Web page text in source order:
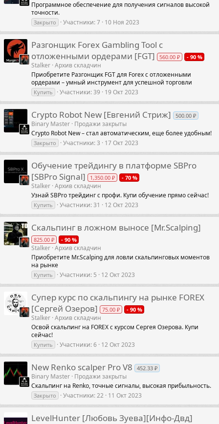
Программное обеспечение для получения сигналов высокой
точности.
Закрыто Участники 7 10 Ноя 2023
Разгонщик Forex Gambling Tool с
отложенными ордерами [FGT]
560.00 ₽ - 90 %
Stalker Архив складчин
Приобретите Разгонщик FGT для Forex с отложенными
ордерами – умный инструмент для успешной торговли
Купить Участники 39 19 Окт 2023
Crypto Robot New [Евгений Стриж] 500.00 ₽
Binary Master Продажи закрыты
Crypto Robot New – стал автоматическим, еще более удобным!
Закрыто Участники 3 17 Окт 2023
Обучение трейдингу в платформе SBPro
[SBPro Signal]
1,350.00 ₽ - 70 %
Stalker Архив складчин
Узнай SBPro трейдинг с профи. Купи обучение прямо сейчас!
Купить Участники 31 12 Окт 2023
Скальпинг в ложном выносе [Mr.Scalping]
825.00 ₽ - 90 %
Stalker Архив складчин
Приобретите Mr.Scalping для ловли скальпинговых моментов
на рынке
Купить Участники 5 12 Окт 2023
Супер курс по скальпингу на рынке FOREX
[Сергей Озеров]
75.00 ₽ - 90 %
Stalker Архив складчин
Освой скальпинг на FOREX с курсом Сергея Озерова. Купи
сейчас!
Купить Участники 6 12 Окт 2023
New Renko scalper Pro V8 452.33 ₽
Binary Master Продажи закрыты
Скальпинг на Renko, точные сигналы, высокая прибыльность.
Закрыто Участники 22 11 Окт 2023
LevelHunter [Любовь Зуева][Инфо-Двд]